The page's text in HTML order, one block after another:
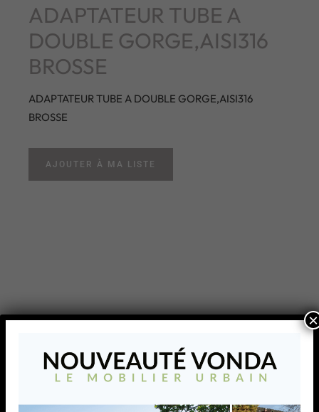
ADAPTATEUR TUBE A
DOUBLE GORGE,AISI316
BROSSE
ADAPTATEUR TUBE A DOUBLE GORGE,AISI316
BROSSE
AJOUTER À MA LISTE
×